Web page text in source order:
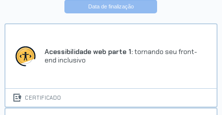
Carreira Box Modeling com
Autodesk Maya
Concluído em 09/07/2018
Data de finalização
Acessibilidade web parte 1:tornando seu front-
end inclusivo
CERTIFICADO